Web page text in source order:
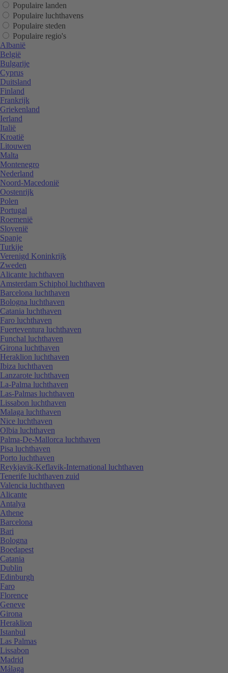
Populaire landen
Populaire luchthavens
Populaire steden
Populaire regio's
Albanië
België
Bulgarije
Cyprus
Duitsland
Finland
Frankrijk
Griekenland
Ierland
Italië
Kroatië
Litouwen
Malta
Montenegro
Nederland
Noord-Macedonië
Oostenrijk
Polen
Portugal
Roemenië
Slovenië
Spanje
Turkije
Verenigd Koninkrijk
Zweden
Alicante luchthaven
Amsterdam Schiphol luchthaven
Barcelona luchthaven
Bologna luchthaven
Catania luchthaven
Faro luchthaven
Fuerteventura luchthaven
Funchal luchthaven
Girona luchthaven
Heraklion luchthaven
Ibiza luchthaven
Lanzarote luchthaven
La-Palma luchthaven
Las-Palmas luchthaven
Lissabon luchthaven
Malaga luchthaven
Nice luchthaven
Olbia luchthaven
Palma-De-Mallorca luchthaven
Pisa luchthaven
Porto luchthaven
Reykjavik-Keflavik-International luchthaven
Tenerife luchthaven zuid
Valencia luchthaven
Alicante
Antalya
Athene
Barcelona
Bari
Bologna
Boedapest
Catania
Dublin
Edinburgh
Faro
Florence
Geneve
Girona
Heraklion
Istanbul
Las Palmas
Lissabon
Madrid
Málaga